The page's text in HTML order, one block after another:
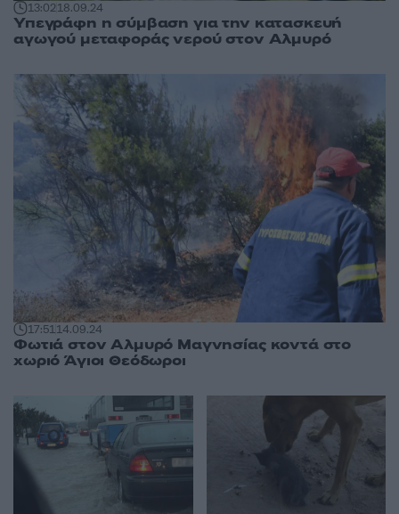
13:0218.09.24
Υπεγράφη η σύμβαση για την κατασκευή
αγωγού μεταφοράς νερού στον Αλμυρό
17:5114.09.24
Φωτιά στον Αλμυρό Μαγνησίας κοντά στο
χωριό Άγιοι Θεόδωροι